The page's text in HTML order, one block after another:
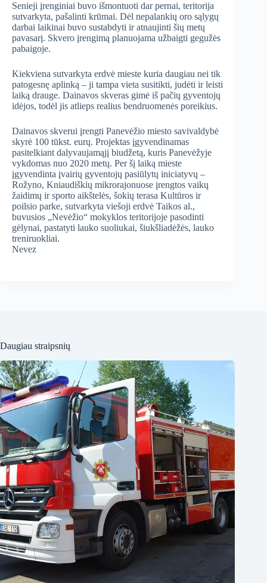
Senieji įrenginiai buvo išmontuoti dar pernai, teritorija
sutvarkyta, pašalinti krūmai. Dėl nepalankių oro sąlygų
darbai laikinai buvo sustabdyti ir atnaujinti šių metų
pavasarį. Skvero įrengimą planuojama užbaigti gegužės
pabaigoje.
Kiekviena sutvarkyta erdvė mieste kuria daugiau nei tik
patogesnę aplinką – ji tampa vieta susitikti, judėti ir leisti
laiką drauge. Dainavos skveras gimė iš pačių gyventojų
idėjos, todėl jis atlieps realius bendruomenės poreikius.
Dainavos skverui įrengti Panevėžio miesto savivaldybė
skyrė 100 tūkst. eurų. Projektas įgyvendinamas
pasitelkiant dalyvaujamąjį biudžetą, kuris Panevėžyje
vykdomas nuo 2020 metų. Per šį laiką mieste
įgyvendinta įvairių gyventojų pasiūlytų iniciatyvų –
Rožyno, Kniaudiškių mikrorajonuose įrengtos vaikų
žaidimų ir sporto aikštelės, šokių terasa Kultūros ir
poilsio parke, sutvarkyta viešoji erdvė Taikos al.,
buvusios „Nevėžio“ mokyklos teritorijoje pasodinti
gėlynai, pastatyti lauko suoliukai, šiukšliadėžės, lauko
treniruokliai.
Nevez
Daugiau straipsnių